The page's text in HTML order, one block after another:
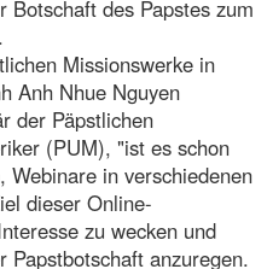
Botschaft des Papstes zum
Missionswerke in
Anh Nhue Nguyen
der Päpstlichen
(PUM), "ist es schon
Webinare in verschiedenen
dieser Online-
zu wecken und
Papstbotschaft anzuregen.